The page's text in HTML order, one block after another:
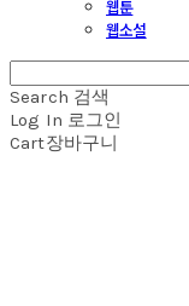
웹툰
웹소설
Search 검색
Log In 로그인
Cart장바구니